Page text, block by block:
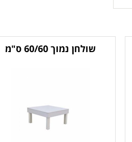
שולחן נמוך 60/60 ס"מ